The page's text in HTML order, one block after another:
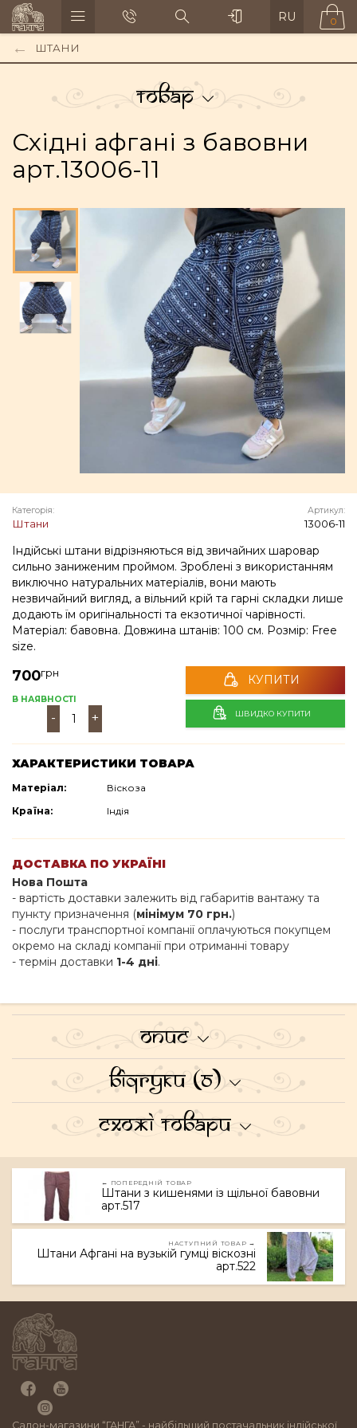
RU 0
ШТАНИ
Товар
Східні афгані з бавовни
арт.13006-11
Категорія:
Штани
Артикул:
13006-11
Індійські штани відрізняються від звичайних шаровар
сильно заниженим проймом. Зроблені з використанням
виключно натуральних матеріалів, вони мають
незвичайний вигляд, а вільний крій та гарні складки лише
додають їм оригінальності та екзотичної чарівності.
Матеріал: бавовна. Довжина штанів: 100 см. Розмір: Free
size.
700грн
В НАЯВНОСТІ
- +
КУПИТИ
ШВИДКО КУПИТИ
ХАРАКТЕРИСТИКИ ТОВАРА
Матеріал:
Віскоза
Країна:
Індія
ДОСТАВКА ПО УКРАЇНІ
Нова Пошта
- вартість доставки залежить від габаритів вантажу та
пункту призначення (мінімум 70 грн.)
- послуги транспортної компанії оплачуються покупцем
окремо на складі компанії при отриманні товару
- термін доставки 1-4 дні.
Опис
Відгуки (0)
Схожі товари
← ПОПЕРЕДНІЙ ТОВАР
Штани з кишенями із щільної бавовни
арт.517
НАСТУПНИЙ ТОВАР →
Штани Афгані на вузькій гумці віскозні
арт.522
Салон-магазини “ГАНГА” - найбільший постачальник індійської